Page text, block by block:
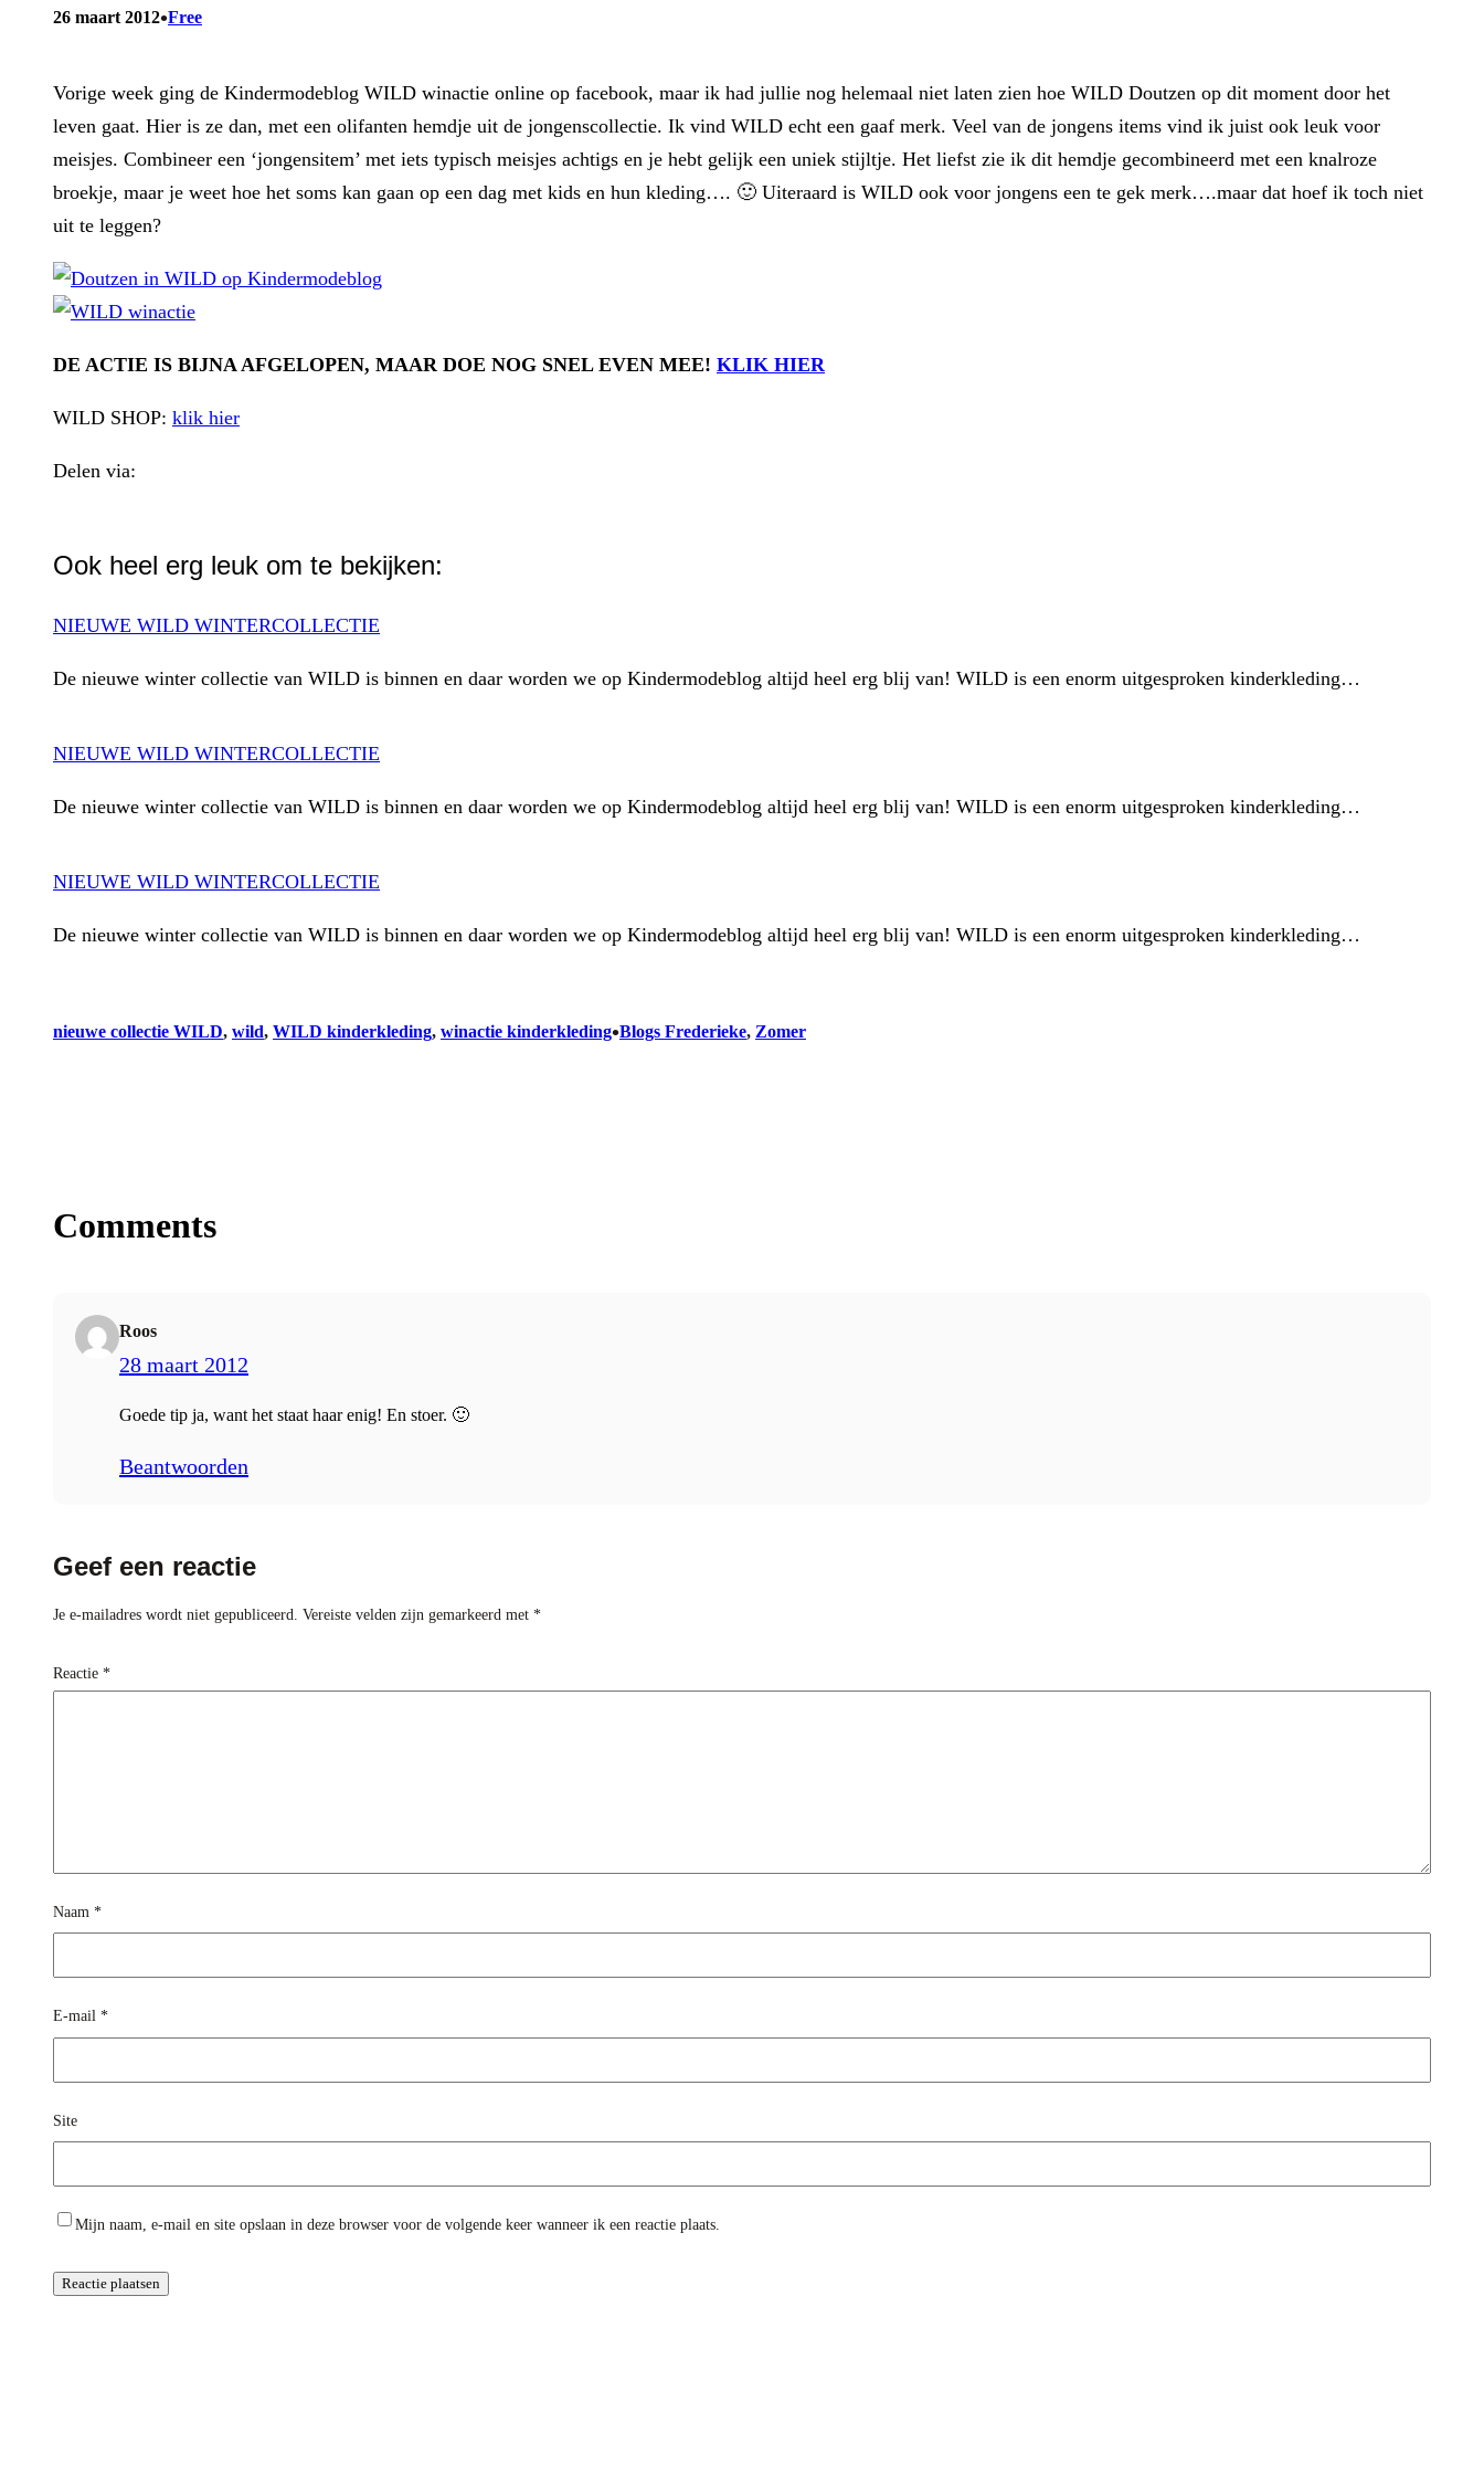
26 maart 2012•Free
Vorige week ging de Kindermodeblog WILD winactie online op facebook, maar ik had jullie nog helemaal niet laten zien hoe WILD Doutzen op dit moment door het
leven gaat. Hier is ze dan, met een olifanten hemdje uit de jongenscollectie. Ik vind WILD echt een gaaf merk. Veel van de jongens items vind ik juist ook leuk voor
meisjes. Combineer een ‘jongensitem’ met iets typisch meisjes achtigs en je hebt gelijk een uniek stijltje. Het liefst zie ik dit hemdje gecombineerd met een knalroze
broekje, maar je weet hoe het soms kan gaan op een dag met kids en hun kleding…. 🙂 Uiteraard is WILD ook voor jongens een te gek merk….maar dat hoef ik toch niet
uit te leggen?
DE ACTIE IS BIJNA AFGELOPEN, MAAR DOE NOG SNEL EVEN MEE! KLIK HIER
WILD SHOP: klik hier
Delen via:
Ook heel erg leuk om te bekijken:
NIEUWE WILD WINTERCOLLECTIE
De nieuwe winter collectie van WILD is binnen en daar worden we op Kindermodeblog altijd heel erg blij van! WILD is een enorm uitgesproken kinderkleding…
NIEUWE WILD WINTERCOLLECTIE
De nieuwe winter collectie van WILD is binnen en daar worden we op Kindermodeblog altijd heel erg blij van! WILD is een enorm uitgesproken kinderkleding…
NIEUWE WILD WINTERCOLLECTIE
De nieuwe winter collectie van WILD is binnen en daar worden we op Kindermodeblog altijd heel erg blij van! WILD is een enorm uitgesproken kinderkleding…
nieuwe collectie WILD, wild, WILD kinderkleding, winactie kinderkleding•Blogs Frederieke, Zomer
Comments
Roos
28 maart 2012
Goede tip ja, want het staat haar enig! En stoer. 🙂
Beantwoorden
Geef een reactie
Je e-mailadres wordt niet gepubliceerd. Vereiste velden zijn gemarkeerd met *
Reactie *
Naam *
E-mail *
Site
Mijn naam, e-mail en site opslaan in deze browser voor de volgende keer wanneer ik een reactie plaats.